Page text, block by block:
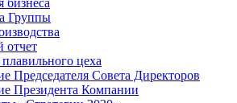
бизнеса
Группы
отчет
цеха
Председателя Совета Директоров
Президента Компании